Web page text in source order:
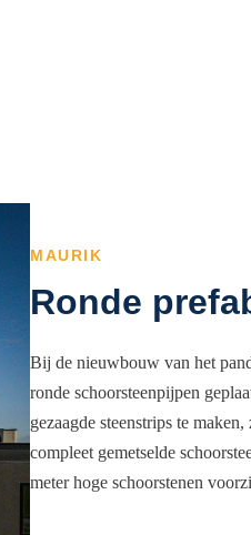
MAURIK
Ronde
Bij de nieuwbouw van het
ronde schoorsteenpijpen
gezaagde steenstrips te
compleet gemetselde
meter hoge schoorstenen